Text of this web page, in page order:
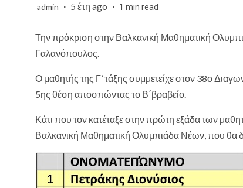
admin 5 έτη ago 1 min read
Την πρόκριση στην Βαλκανική Μαθηματική
Γαλανόπουλος.
Ο μαθητής της Γ’ τάξης συμμετείχε στον 38ο
5ης θέση αποσπώντας το Β΄βραβείο.
Κάτι που τον κατέταξε στην πρώτη εξάδα των
Βαλκανική Μαθηματική Ολυμπιάδα Νέων, που θα